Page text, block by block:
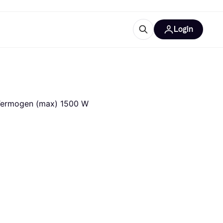
Login
(max) 1500 W